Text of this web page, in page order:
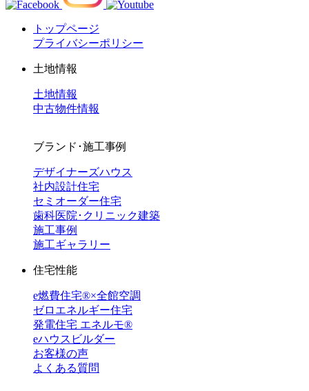
トップページ
プライバシーポリシー
土地情報
土地情報
中古物件情報
ブランド･施工事例
デザイナーズハウス
社内設計住宅
セミオーダー住宅
歯科医院･クリニック建築
施工事例
施工ギャラリー
住宅性能
e燃費住宅®︎×全館空調
ゼロエネルギー住宅
発電住宅 エネルモ®
eハウスビルダー
お客様の声
よくある質問